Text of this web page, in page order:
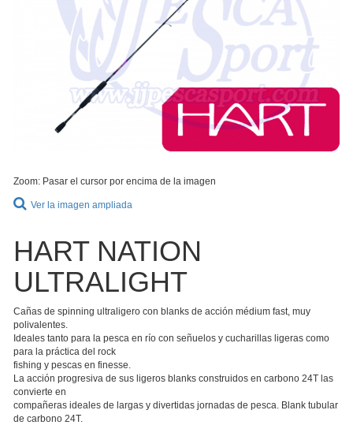
Zoom: Pasar el cursor por encima de la imagen
Ver la imagen ampliada
HART NATION
ULTRALIGHT
Cañas de spinning ultraligero con blanks de acción médium fast, muy
polivalentes.
Ideales tanto para la pesca en río con señuelos y cucharillas ligeras como
para la práctica del rock
fishing y pescas en finesse.
La acción progresiva de sus ligeros blanks construidos en carbono 24T las
convierte en
compañeras ideales de largas y divertidas jornadas de pesca. Blank tubular
de carbono 24T.